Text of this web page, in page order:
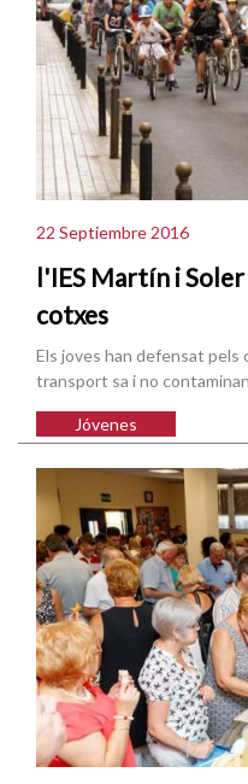
22 Septiembre 2016
l'IES Martín i Soler
cotxes
Els joves han defensat pels
transport sa i no
Jóvenes